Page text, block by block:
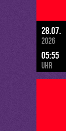
28.07.
2026
05:55
Uhr